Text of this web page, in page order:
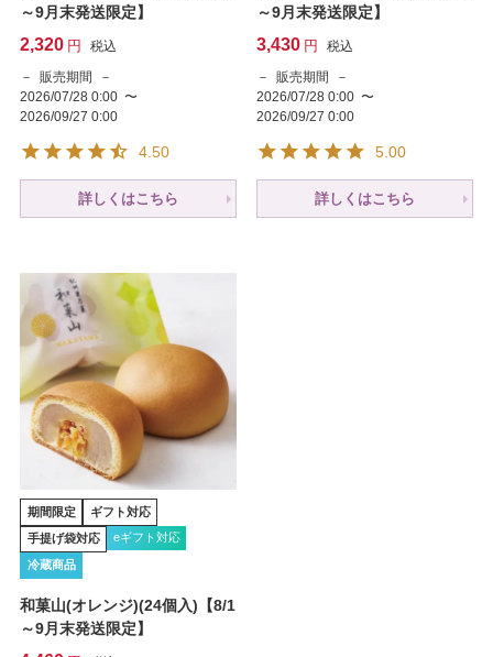
～9月末発送限定】
2,320
税込
販売期間
2026/07/28 0:00 〜
2026/09/27 0:00
4.50
詳しくはこちら
～9月末発送限定】
3,430
税込
販売期間
2026/07/28 0:00 〜
2026/09/27 0:00
5.00
詳しくはこちら
期間限定 ギフト対応
手提げ袋対応 eギフト対応
冷蔵商品
和菓山(オレンジ)(24個入)【8/1
～9月末発送限定】